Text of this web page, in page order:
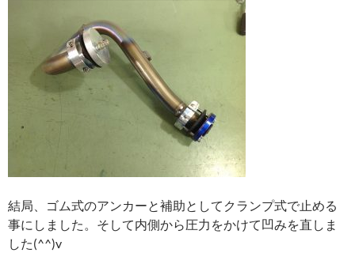
結局、ゴム式のアンカーと補助としてクランプ式で止める
事にしました。そして内側から圧力をかけて凹みを直しま
した(^^)v